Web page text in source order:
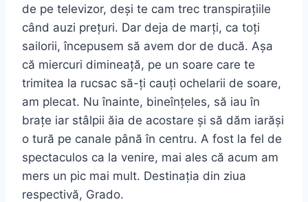
de pe televizor, deși te cam trec transpirațiile
când auzi prețuri. Dar deja de marți, ca toți
sailorii, începusem să avem dor de ducă. Așa
că miercuri dimineață, pe un soare care te
trimitea la rucsac să-ți cauți ochelarii de soare,
am plecat. Nu înainte, bineînțeles, să iau în
brațe iar stâlpii ăia de acostare și să dăm iarăși
o tură pe canale până în centru. A fost la fel de
spectaculos ca la venire, mai ales că acum am
mers un pic mai mult. Destinația din ziua
respectivă, Grado.